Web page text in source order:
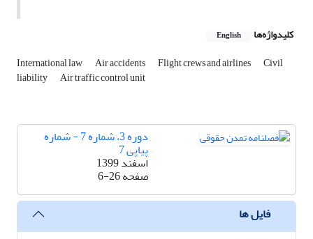
کلیدواژه‌ها English
International law Air accidents Flight crews and airlines Civil
liability Air traffic control unit
دوره 3، شماره 7 - شماره
پیاپی 7
اسفند 1399
صفحه6-26
فایل ها